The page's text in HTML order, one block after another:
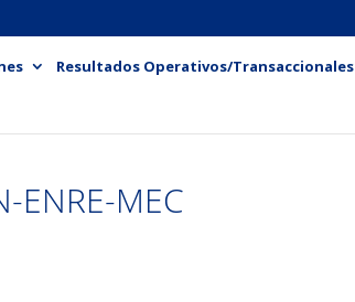
Resultados Operativos/Transaccionales
ENRE-MEC